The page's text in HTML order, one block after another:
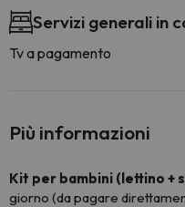
Servizi generali in
Tv a pagamento
Più informazioni
Kit per bambini (lettino +
giorno (da pagare